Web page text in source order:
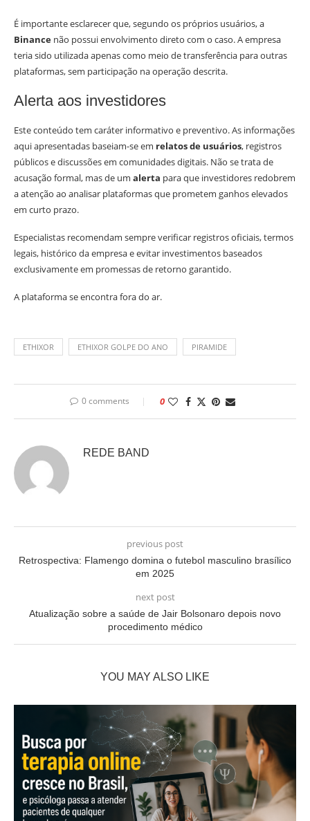
É importante esclarecer que, segundo os próprios usuários, a
Binance não possui envolvimento direto com o caso. A empresa
teria sido utilizada apenas como meio de transferência para outras
plataformas, sem participação na operação descrita.
Alerta aos investidores
Este conteúdo tem caráter informativo e preventivo. As informações
aqui apresentadas baseiam-se em relatos de usuários, registros
públicos e discussões em comunidades digitais. Não se trata de
acusação formal, mas de um alerta para que investidores redobrem
a atenção ao analisar plataformas que prometem ganhos elevados
em curto prazo.
Especialistas recomendam sempre verificar registros oficiais, termos
legais, histórico da empresa e evitar investimentos baseados
exclusivamente em promessas de retorno garantido.
A plataforma se encontra fora do ar.
ETHIXOR ETHIXOR GOLPE DO ANO PIRAMIDE
0 comments 0
REDE BAND
previous post
Retrospectiva: Flamengo domina o futebol masculino brasílico
em 2025
next post
Atualização sobre a saúde de Jair Bolsonaro depois novo
procedimento médico
YOU MAY ALSO LIKE